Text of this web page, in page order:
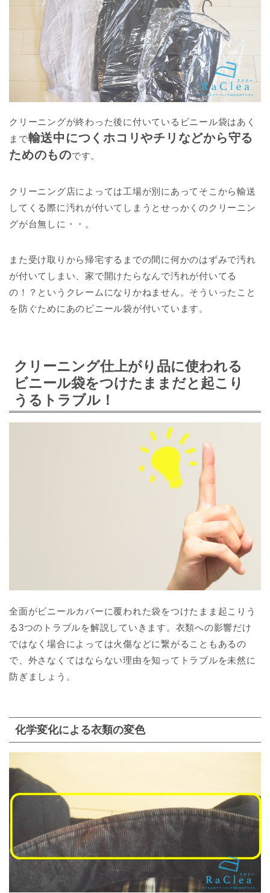
クリーニングが終わった後に付いているビニール袋はあく
まで輸送中につくホコリやチリなどから守る
ためのものです。
クリーニング店によっては工場が別にあってそこから輸送
してくる際に汚れが付いてしまうとせっかくのクリーニン
グが台無しに・・。
また受け取りから帰宅するまでの間に何かのはずみで汚れ
が付いてしまい、家で開けたらなんで汚れが付いてる
の！？というクレームになりかねません。そういったこと
を防ぐためにあのビニール袋が付いています。
クリーニング仕上がり品に使われる
ビニール袋をつけたままだと起こり
うるトラブル！
全面がビニールカバーに覆われた袋をつけたまま起こりう
る3つのトラブルを解説していきます。衣類への影響だけ
ではなく場合によっては火傷などに繋がることもあるの
で、外さなくてはならない理由を知ってトラブルを未然に
防ぎましょう。
化学変化による衣類の変色